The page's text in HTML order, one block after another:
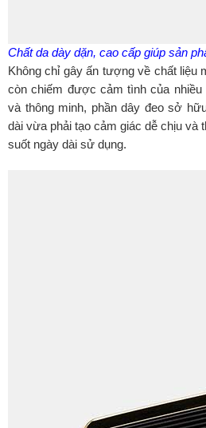
Chất da dày dặn, cao cấp giúp sản
Không chỉ gây ấn tượng về chất liệu
còn chiếm được cảm tình của
và thông minh, phần dây đeo sở
dài vừa phải tạo cảm giác dễ chịu và
suốt ngày dài sử dụng.